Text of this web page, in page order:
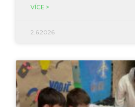
VÍCE >
2.6.2026